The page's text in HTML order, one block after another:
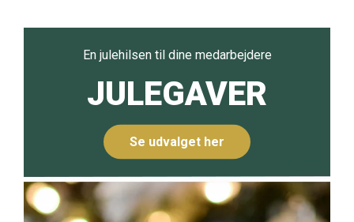
En julehilsen til dine medarbejdere
JULEGAVER
Se udvalget her